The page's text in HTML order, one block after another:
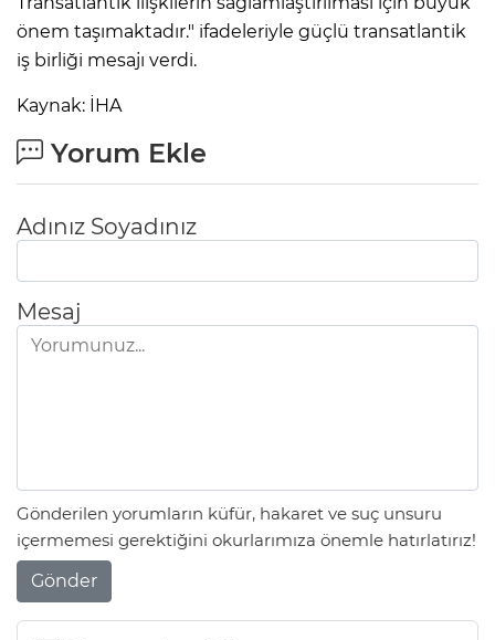
önem taşımaktadır." ifadeleriyle güçlü transatlantik
iş birliği mesajı verdi.
Kaynak: İHA
Yorum Ekle
Adınız Soyadınız
Mesaj
Gönderilen yorumların küfür, hakaret ve suç unsuru
içermemesi gerektiğini okurlarımıza önemle hatırlatırız!
Gönder